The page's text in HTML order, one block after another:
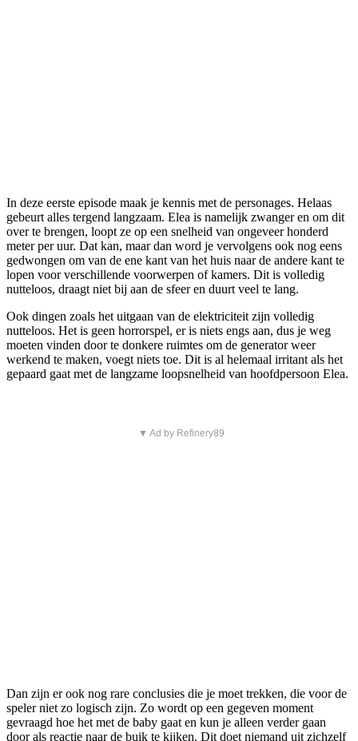
In deze eerste episode maak je kennis met de personages. Helaas
gebeurt alles tergend langzaam. Elea is namelijk zwanger en om dit
over te brengen, loopt ze op een snelheid van ongeveer honderd
meter per uur. Dat kan, maar dan word je vervolgens ook nog eens
gedwongen om van de ene kant van het huis naar de andere kant te
lopen voor verschillende voorwerpen of kamers. Dit is volledig
nutteloos, draagt niet bij aan de sfeer en duurt veel te lang.
Ook dingen zoals het uitgaan van de elektriciteit zijn volledig
nutteloos. Het is geen horrorspel, er is niets engs aan, dus je weg
moeten vinden door te donkere ruimtes om de generator weer
werkend te maken, voegt niets toe. Dit is al helemaal irritant als het
gepaard gaat met de langzame loopsnelheid van hoofdpersoon Elea.
▼ Ad by Refinery89
Dan zijn er ook nog rare conclusies die je moet trekken, die voor de
speler niet zo logisch zijn. Zo wordt op een gegeven moment
gevraagd hoe het met de baby gaat en kun je alleen verder gaan
door als reactie naar de buik te kijken. Dit doet niemand uit zichzelf